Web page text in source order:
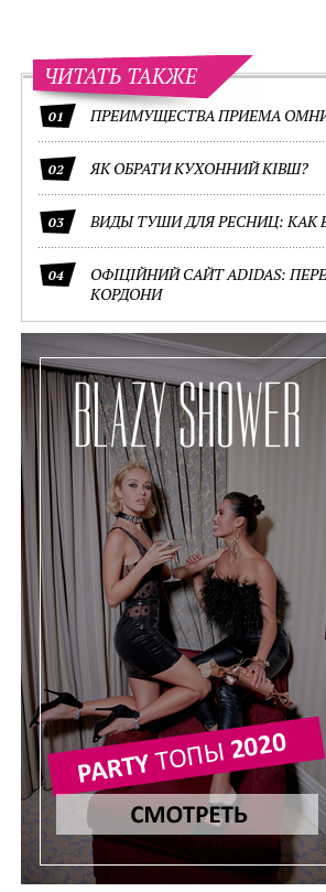
ЧИТАТЬ ТАКЖЕ
01 ПРЕИМУЩЕСТВА ПРИЕМА
02 ЯК ОБРАТИ КУХОННИЙ КІВШ?
03 ВИДЫ ТУШИ ДЛЯ РЕСНИЦ: КАК
04
ОФІЦІЙНИЙ САЙТ ADIDAS:
КОРДОНИ